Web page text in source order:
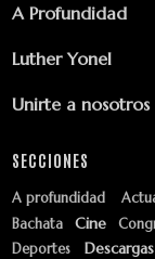
A Profundidad
Luther Yonel
Unirte a nosotros
SECCIONES
A profundidad
Bachata Cine
Deportes
Descargas